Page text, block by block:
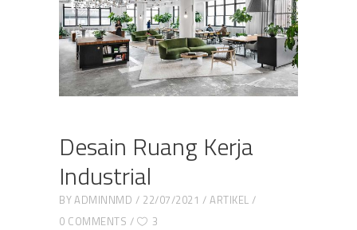
Desain Ruang Kerja
Industrial
BYADMINNMD 22/07/2021
ARTIKEL
0 COMMENTS
3